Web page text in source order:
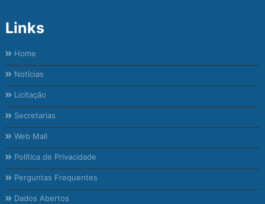
Links
Home
Notícias
Licitação
Secretarias
Web Mail
Política de Privacidade
Perguntas Frequentes
Dados Abertos